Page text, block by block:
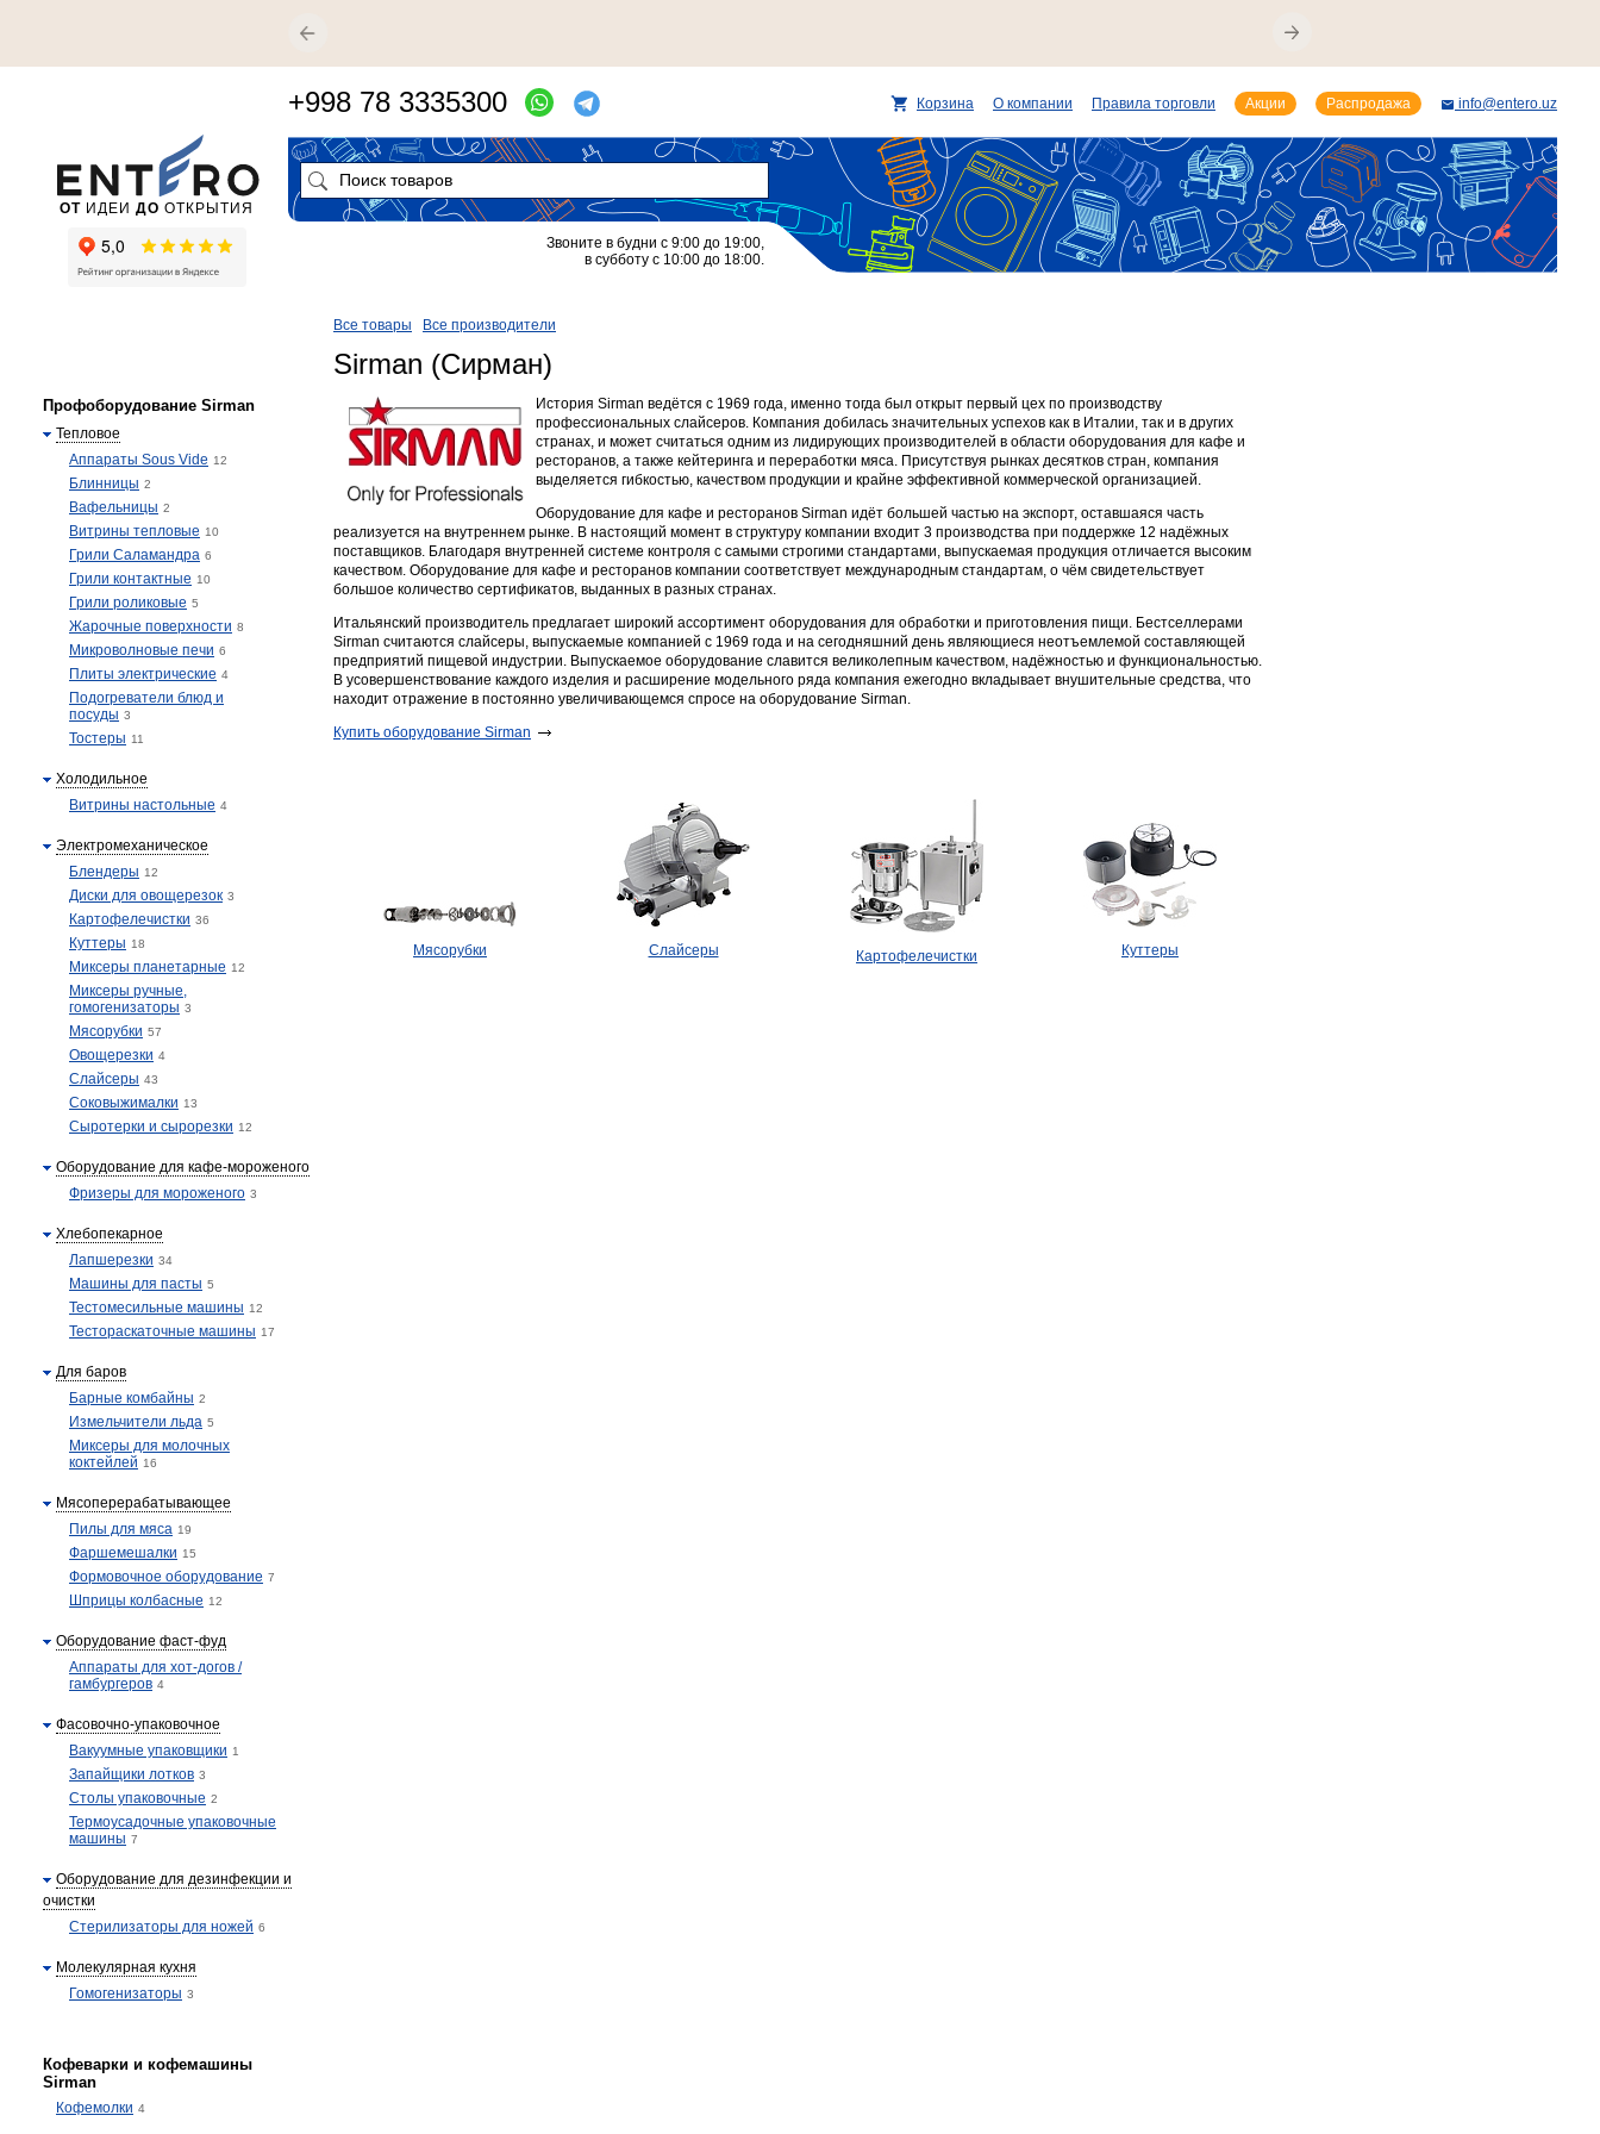
Все товары Все производители
Sirman (Сирман)
История Sirman ведётся с 1969 года, именно тогда был открыт первый цех по производству
профессиональных слайсеров. Компания добилась значительных успехов как в Италии, так и в других
странах, и может считаться одним из лидирующих производителей в области оборудования для кафе и
ресторанов, а также кейтеринга и переработки мяса. Присутствуя рынках десятков стран, компания
выделяется гибкостью, качеством продукции и крайне эффективной коммерческой организацией.
Оборудование для кафе и ресторанов Sirman идёт большей частью на экспорт, оставшаяся часть
реализуется на внутреннем рынке. В настоящий момент в структуру компании входит 3 производства при поддержке 12 надёжных
поставщиков. Благодаря внутренней системе контроля с самыми строгими стандартами, выпускаемая продукция отличается высоким
качеством. Оборудование для кафе и ресторанов компании соответствует международным стандартам, о чём свидетельствует
большое количество сертификатов, выданных в разных странах.
Итальянский производитель предлагает широкий ассортимент оборудования для обработки и приготовления пищи. Бестселлерами
Sirman считаются слайсеры, выпускаемые компанией с 1969 года и на сегодняшний день являющиеся неотъемлемой составляющей
предприятий пищевой индустрии. Выпускаемое оборудование славится великолепным качеством, надёжностью и функциональностью.
В усовершенствование каждого изделия и расширение модельного ряда компания ежегодно вкладывает внушительные средства, что
находит отражение в постоянно увеличивающемся спросе на оборудование Sirman.
Купить оборудование Sirman
Мясорубки Слайсеры Картофелечистки Куттеры
Профоборудование Sirman
Тепловое
Аппараты Sous Vide 12
Блинницы 2
Вафельницы 2
Витрины тепловые 10
Грили Саламандра 6
Грили контактные 10
Грили роликовые 5
Жарочные поверхности 8
Микроволновые печи 6
Плиты электрические 4
Подогреватели блюд и
посуды 3
Тостеры 11
Холодильное
Витрины настольные 4
Электромеханическое
Блендеры 12
Диски для овощерезок 3
Картофелечистки 36
Куттеры 18
Миксеры планетарные 12
Миксеры ручные,
гомогенизаторы 3
Мясорубки 57
Овощерезки 4
Слайсеры 43
Соковыжималки 13
Сыротерки и сырорезки 12
Оборудование для кафе-мороженого
Фризеры для мороженого 3
Хлебопекарное
Лапшерезки 34
Машины для пасты 5
Тестомесильные машины 12
Тестораскаточные машины 17
Для баров
Барные комбайны 2
Измельчители льда 5
Миксеры для молочных
коктейлей 16
Мясоперерабатывающее
Пилы для мяса 19
Фаршемешалки 15
Формовочное оборудование 7
Шприцы колбасные 12
Оборудование фаст-фуд
Аппараты для хот-догов /
гамбургеров 4
Фасовочно-упаковочное
Вакуумные упаковщики 1
Запайщики лотков 3
Столы упаковочные 2
Термоусадочные упаковочные
машины 7
Оборудование для дезинфекции и
очистки
Стерилизаторы для ножей 6
Молекулярная кухня
Гомогенизаторы 3
Кофеварки и кофемашины
Sirman
Кофемолки 4
ОТ ИДЕИ ДО ОТКРЫТИЯ
+998 78 3335300 Корзина О компании Правила торговли Акции Распродажа info@entero.uz
Звоните в будни с 9:00 до 19:00,
в субботу с 10:00 до 18:00.